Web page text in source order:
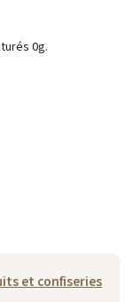
0g.
et confiseries